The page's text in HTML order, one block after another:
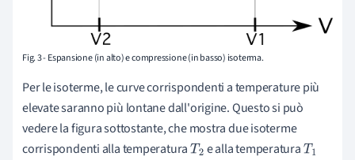
Fig. 3 - Espansione (in alto) e compressione (in basso) isoterma.
Per le isoterme, le curve corrispondenti a temperature più
elevate saranno più lontane dall'origine. Questo si può
vedere la figura sottostante, che mostra due isoterme
corrispondenti alla temperaturaT2 e alla temperaturaT1